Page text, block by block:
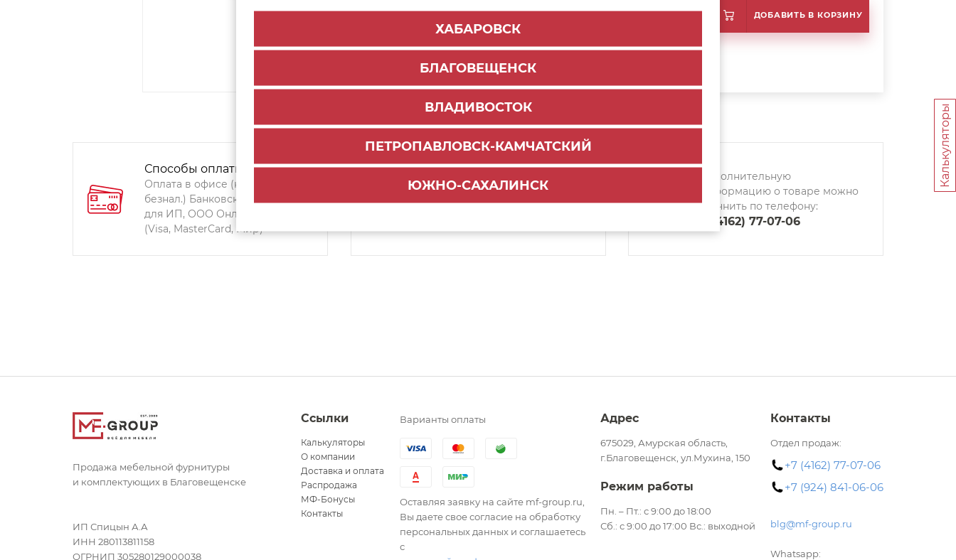
ХАБАРОВСК
БЛАГОВЕЩЕНСК
ВЛАДИВОСТОК
ПЕТРОПАВЛОВСК-КАМЧАТСКИЙ
ЮЖНО-САХАЛИНСК
ДОБАВИТЬ В КОРЗИНУ
Способы оплаты:
Оплата в офисе (наличными,
безнал.) Банковский перевод
для ИП, ООО Онлайн-оплата
(Visa, MasterCard, Мир)
Способы доставки:
Дополнительную
информацию о товаре можно
уточнить по телефону:
8 (4162) 77-07-06
Калькуляторы
Продажа мебельной фурнитуры
и комплектующих в Благовещенске
ИП Спицын А.А
ИНН 280113811158
ОГРНИП 305280129000038
Ссылки
Калькуляторы
О компании
Доставка и оплата
Распродажа
МФ-Бонусы
Контакты
Варианты оплаты
Оставляя заявку на сайте mf-group.ru,
Вы даете свое согласие на обработку
персональных данных и соглашаетесь
с
Адрес
675029, Амурская область,
г.Благовещенск, ул.Мухина, 150
Режим работы
Пн. – Пт.: с 9:00 до 18:00
Сб.: с 9:00 до 17:00 Вс.: выходной
Контакты
Отдел продаж:
+7 (4162) 77-07-06
+7 (924) 841-06-06
blg@mf-group.ru
Whatsapp: